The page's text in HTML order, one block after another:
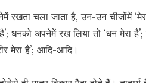
रखता चला जाता है, उन-उन चीजोंमें
धनको अपनेमें रख लिया तो ‘धन मेरा है’;
मेरा है’; आदि-आदि।